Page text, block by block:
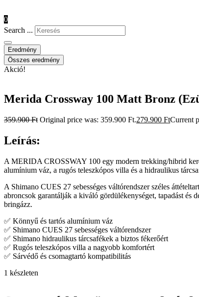
0
Search ...
Eredmény
Összes eredmény
Akció!
Merida Crossway 100 Matt Bronz
359.900Ft Original price was: 359.900 Ft.279.900 FtCurrent
Leírás:
A MERIDA CROSSWAY 100 egy modern trekking/hibrid
alumínium váz, a rugós teleszkópos villa és a hidraulikus
A Shimano CUES 27 sebességes váltórendszer széles
abroncsok garantálják a kiváló gördülékenységet, tapadást
bringázz.
✅ Könnyű és tartós alumínium váz
✅ Shimano CUES 27 sebességes váltórendszer
✅ Shimano hidraulikus tárcsafékek a biztos fékerőért
✅ Rugós teleszkópos villa a nagyobb komfortért
✅ Sárvédő és csomagtartó kompatibilitás
1 készleten